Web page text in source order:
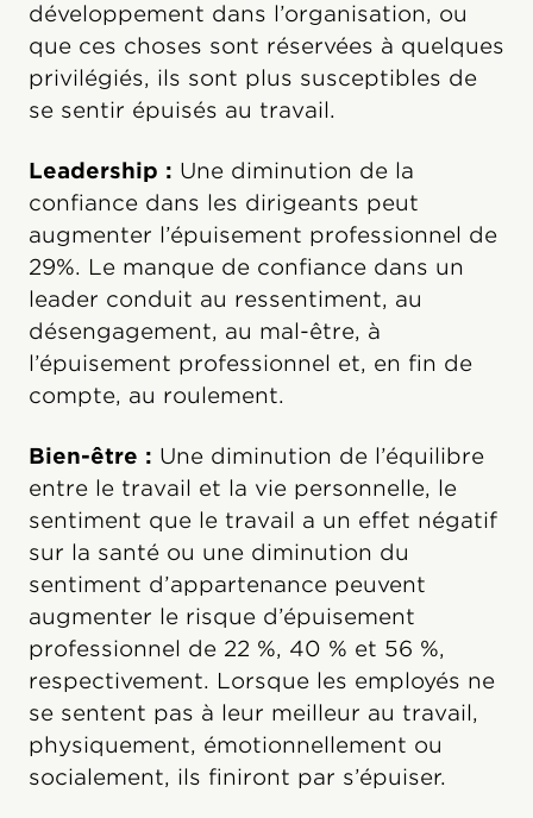
développement dans l’organisation, ou
que ces choses sont réservées à quelques
privilégiés, ils sont plus susceptibles de
se sentir épuisés au travail.
Leadership : Une diminution de la
confiance dans les dirigeants peut
augmenter l’épuisement professionnel de
29%. Le manque de confiance dans un
leader conduit au ressentiment, au
désengagement, au mal-être, à
l’épuisement professionnel et, en fin de
compte, au roulement.
Bien-être : Une diminution de l’équilibre
entre le travail et la vie personnelle, le
sentiment que le travail a un effet négatif
sur la santé ou une diminution du
sentiment d’appartenance peuvent
augmenter le risque d’épuisement
professionnel de 22 %, 40 % et 56 %,
respectivement. Lorsque les employés ne
se sentent pas à leur meilleur au travail,
physiquement, émotionnellement ou
socialement, ils finiront par s’épuiser.